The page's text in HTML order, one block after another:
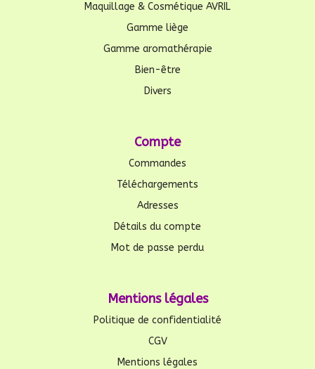
Maquillage & Cosmétique AVRIL
Gamme liège
Gamme aromathérapie
Bien-être
Divers
Compte
Commandes
Téléchargements
Adresses
Détails du compte
Mot de passe perdu
Mentions légales
Politique de confidentialité
CGV
Mentions légales